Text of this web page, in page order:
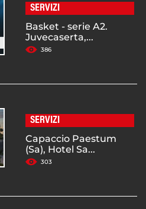
SERVIZI
Basket - serie A2.
Juvecaserta,...
386
SERVIZI
Capaccio Paestum
(Sa), Hotel Sa...
303